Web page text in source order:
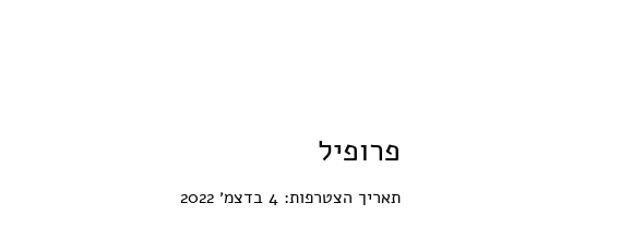
פרופיל
תאריך הצטרפות: 4 בדצמ׳ 2022